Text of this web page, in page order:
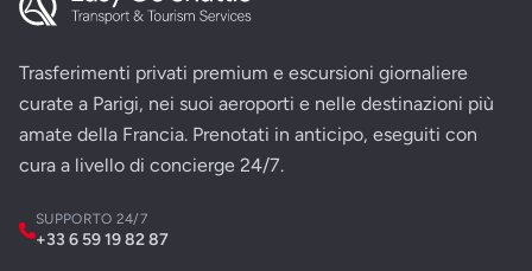
Trasferimenti privati premium e escursioni giornaliere
curate a Parigi, nei suoi aeroporti e nelle destinazioni più
amate della Francia. Prenotati in anticipo, eseguiti con
cura a livello di concierge 24/7.
SUPPORTO 24/7
+33 6 59 19 82 87